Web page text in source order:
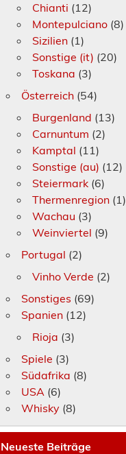
Chianti (12)
Montepulciano (8)
Sizilien (1)
Sonstige (it) (20)
Toskana (3)
Österreich (54)
Burgenland (13)
Carnuntum (2)
Kamptal (11)
Sonstige (au) (12)
Steiermark (6)
Thermenregion (1)
Wachau (3)
Weinviertel (9)
Portugal (2)
Vinho Verde (2)
Sonstiges (69)
Spanien (12)
Rioja (3)
Spiele (3)
Südafrika (8)
USA (6)
Whisky (8)
Neueste Beiträge